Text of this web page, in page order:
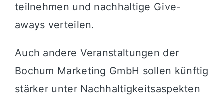
teilnehmen und nachhaltige Give-
aways verteilen.
Auch andere Veranstaltungen der
Bochum Marketing GmbH sollen künftig
stärker unter Nachhaltigkeitsaspekten